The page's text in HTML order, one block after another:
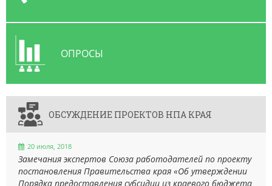
ОПРОСЫ
ОБСУЖДЕНИЕ ПРОЕКТОВ НПА КРАЯ
20 июля, 2018
Замечания экспертов Союза работодателей по проекту
постановления Правительства края «Об утверждении
Порядка предоставления субсидии из краевого бюджета